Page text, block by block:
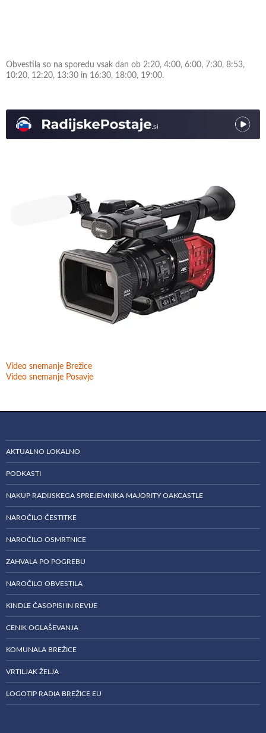
Obvestila so na sporedu vsak dan ob 2:20, 4:00, 6:00, 7:30, 8:53,
10:20, 12:20, 13:30 in 16:30, 18:00, 19:00.
Video snemanje Brežice
Video snemanje Posavje
AKTUALNO LOKALNO
PODKASTI
NAKUP RADIJSKEGA SPREJEMNIKA MAJORITY OAKCASTLE
NAROČILO ČESTITKE
NAROČILO OSMRTNICE
ZAHVALA PO POGREBU
NAROČILO OBVESTILA
KINDLE ČASOPISI IN REVIJE
CENIK OGLAŠEVANJA
KOMUNALA BREŽICE
VRTILJAK ŽELJA
LOGOTIP RADIA BREŽICE EU